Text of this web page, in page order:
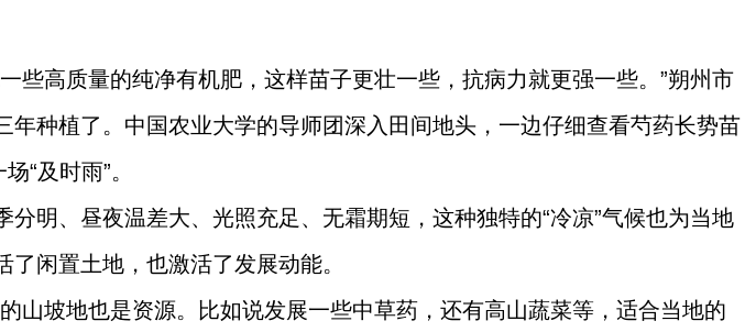
些高质量的纯净有机肥，这样苗子更壮一些，抗病力就更强一些。”朔州市
种植了。中国农业大学的导师团深入田间地头，一边仔细查看芍药长势苗
“及时雨”。
明、昼夜温差大、光照充足、无霜期短，这种独特的“冷凉”气候也为当地
闲置土地，也激活了发展动能。
山坡地也是资源。比如说发展一些中草药，还有高山蔬菜等，适合当地的